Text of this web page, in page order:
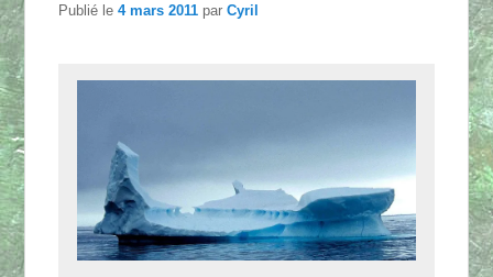
Publié le4 mars 2011 parCyril